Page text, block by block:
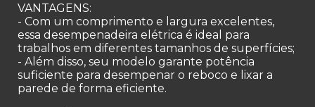
VANTAGENS:
- Com um comprimento e largura excelentes,
essa desempenadeira elétrica é ideal para
trabalhos em diferentes tamanhos de superfícies;
- Além disso, seu modelo garante potência
suficiente para desempenar o reboco e lixar a
parede de forma eficiente.